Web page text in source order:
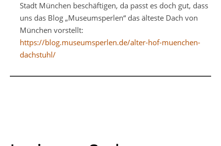
Stadt München beschäftigen, da passt es doch gut, dass
uns das Blog „Museumsperlen“ das älteste Dach von
München vorstellt:
https://blog.museumsperlen.de/alter-hof-muenchen-
dachstuhl/